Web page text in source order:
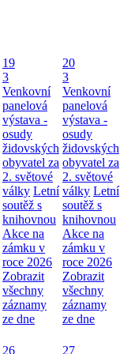
19
3
Venkovní
panelová
výstava -
osudy
židovských
obyvatel za
2. světové
války Letní
soutěž s
knihovnou
Akce na
zámku v
roce 2026
Zobrazit
všechny
záznamy
ze dne
20
3
Venkovní
panelová
výstava -
osudy
židovských
obyvatel za
2. světové
války Letní
soutěž s
knihovnou
Akce na
zámku v
roce 2026
Zobrazit
všechny
záznamy
ze dne
26
27